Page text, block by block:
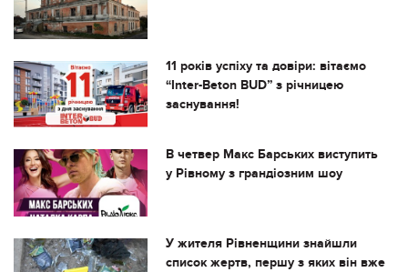
11 років успіху та довіри: вітаємо
“Inter-Beton BUD” з річницею
заснування!
В четвер Макс Барських виступить
у Рівному з грандіозним шоу
У жителя Рівненщини знайшли
список жертв, першу з яких він вже